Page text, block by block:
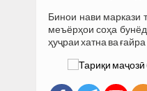
Бинои нави маркази
меъёрҳои соҳа
ҳуҷраи хатна ва